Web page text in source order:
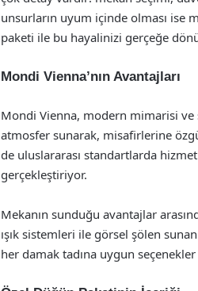
unsurların uyum içinde olması ise
paketi ile bu hayalinizi gerçeğe
Mondi Vienna’nın Avantajları
Mondi Vienna, modern mimarisi ve
atmosfer sunarak, misafirlerine
de uluslararası standartlarda
gerçekleştiriyor.
Mekanın sunduğu avantajlar
ışık sistemleri ile görsel şölen
her damak tadına uygun